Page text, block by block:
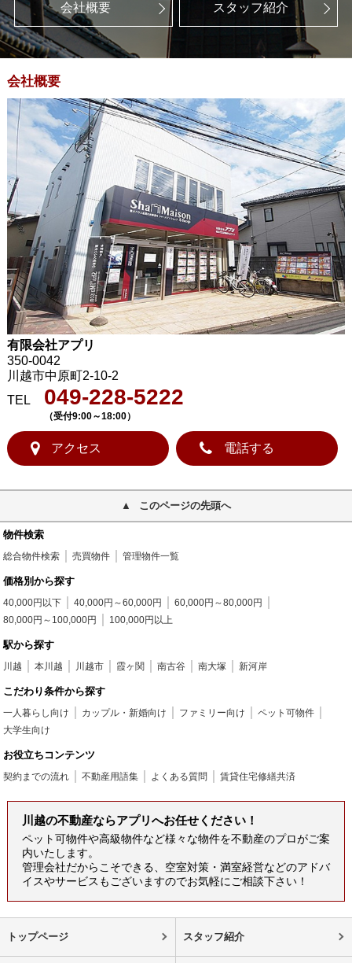
会社概要 スタッフ紹介
会社概要
有限会社アプリ
350-0042
川越市中原町2-10-2
TEL
049-228-5222
（受付9:00～18:00）
アクセス 電話する
このページの先頭へ
物件検索
総合物件検索 売買物件 管理物件一覧
価格別から探す
40,000円以下 40,000円～60,000円
60,000円～80,000円
80,000円～100,000円
100,000円以上
駅から探す
川越 本川越 川越市 霞ヶ関 南古谷 南大塚 新河岸
こだわり条件から探す
一人暮らし向け カップル・新婚向け ファミリー向け
ペット可物件
大学生向け
お役立ちコンテンツ
契約までの流れ 不動産用語集 よくある質問 賃貸住宅修繕共済
川越の不動産ならアプリへお任せください！
ペット可物件や高級物件など様々な物件を不動産のプロがご案
内いたします。
管理会社だからこそできる、空室対策・満室経営などのアドバ
イスやサービスもございますのでお気軽にご相談下さい！
トップページ スタッフ紹介